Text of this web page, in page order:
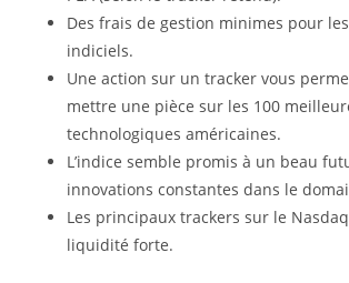
Des frais de gestion minimes pour
indiciels.
Une action sur un tracker vous
mettre une pièce sur les 100
technologiques américaines.
L’indice semble promis à un beau
innovations constantes dans le
Les principaux trackers sur le
liquidité forte.